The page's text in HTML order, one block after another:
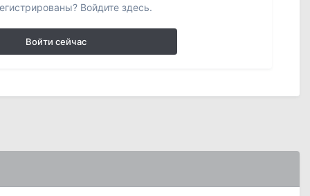
Войдите здесь.
Войти сейчас